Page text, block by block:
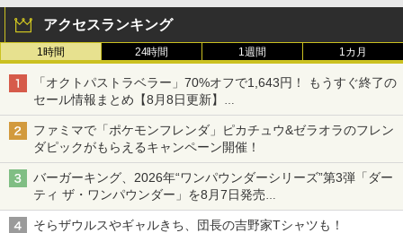
アクセスランキング
1時間 24時間 1週間 1カ月
「オクトパストラベラー」70%オフで1,643円！ もうすぐ終了の
セール情報まとめ【8月8日更新】
ニンテンドーeショップでは「大神 絶景版」が67%オフで990円
ファミマで「ポケモンフレンダ」ピカチュウ&ゼラオラのフレン
ダピックがもらえるキャンペーン開催！
バーガーキング、2026年“ワンパウンダーシリーズ”第3弾「ダー
ティ ザ・ワンパウンダー」を8月7日発売
「特製ガーリックマヨソース」を使用した超大型チーズバーガー
そらザウルスやギャルきち、団長の吉野家Tシャツも！